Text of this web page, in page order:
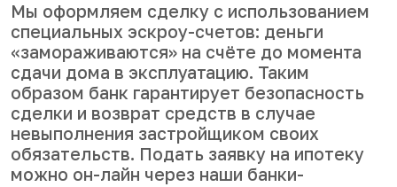
Мы оформляем сделку с использованием
специальных эскроу-счетов: деньги
«замораживаются» на счёте до момента
сдачи дома в эксплуатацию. Таким
образом банк гарантирует безопасность
сделки и возврат средств в случае
невыполнения застройщиком своих
обязательств. Подать заявку на ипотеку
можно он-лайн через наши банки-